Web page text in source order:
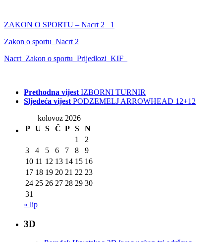
ZAKON O SPORTU – Nacrt 2_ 1
Zakon o sportu_Nacrt 2
Nacrt_Zakon o sportu_Prijedlozi_KIF_
Prethodna vijest IZBORNI TURNIR
Sljedeća vijest PODZEMELJ ARROWHEAD 12+12
kolovoz 2026
P U S Č P S
N
1
2
3
4 5 6 7 8
9
10 11 12 13 14 15 16
17 18 19 20 21 22 23
24 25 26 27 28 29 30
31
« lip
3D